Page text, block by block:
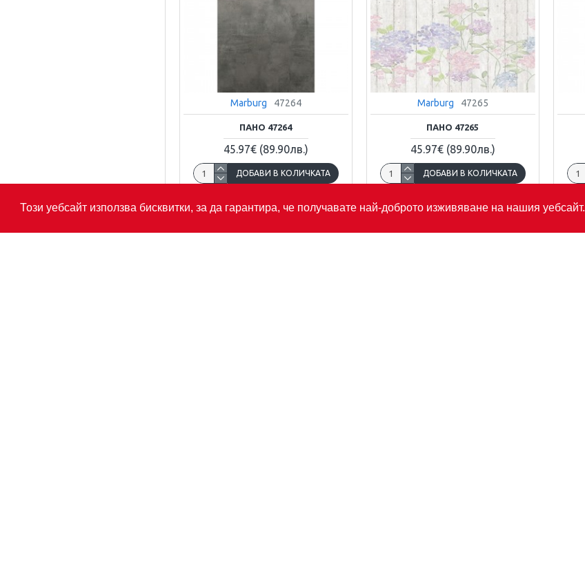
Този уебсайт използва бисквитки, за да гарантира, че получавате най-доброто изживяване на нашия уебсайт.
Marburg 47264
ПАНО 47264
45.97€ (89.90лв.)
ДОБАВИ В КОЛИЧКАТА
Marburg 47265
ПАНО 47265
45.97€ (89.90лв.)
ДОБАВИ В КОЛИЧКАТА